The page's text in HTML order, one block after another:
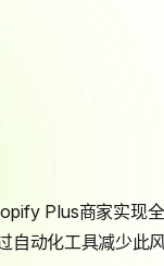
Plus商家实现
自动化工具减少此